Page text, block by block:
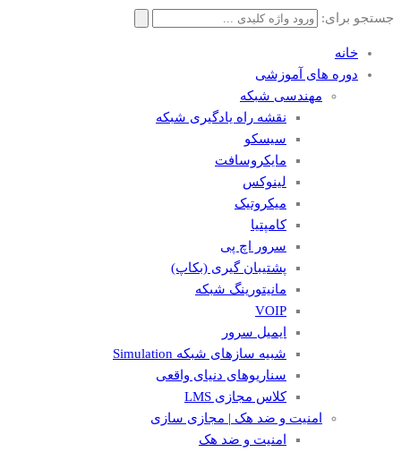
جستجو برای:
خانه
دوره های آموزشی
مهندسی شبکه
نقشه راه یادگیری شبکه
سیسکو
مایکروسافت
لینوکس
میکروتیک
کامپتیا
سرور اچ پی
پشتیبان گیری (بکاپ)
مانيتورينگ شبکه
VOIP
ایمیل سرور
شبیه سازهای شبکه Simulation
سناریوهای دنیای واقعی
کلاس مجازی LMS
امنیت و ضد هک | مجازی سازی
امنیت و ضد هک